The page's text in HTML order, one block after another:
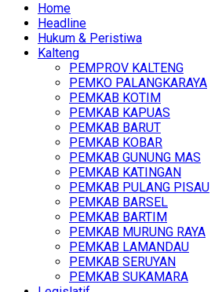
Home
Headline
Hukum & Peristiwa
Kalteng
PEMPROV KALTENG
PEMKO PALANGKARAYA
PEMKAB KOTIM
PEMKAB KAPUAS
PEMKAB BARUT
PEMKAB KOBAR
PEMKAB GUNUNG MAS
PEMKAB KATINGAN
PEMKAB PULANG PISAU
PEMKAB BARSEL
PEMKAB BARTIM
PEMKAB MURUNG RAYA
PEMKAB LAMANDAU
PEMKAB SERUYAN
PEMKAB SUKAMARA